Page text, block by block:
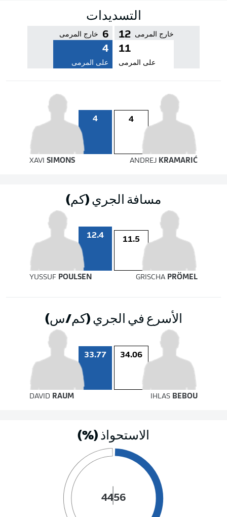
التسديدات
12 خارج المرمى
11
على المرمى
6 خارج المرمى
4
على المرمى
4
4
XAVI SIMONS ANDREJ KRAMARIĆ
مسافة الجري (كم)
11.5
12.4
YUSSUF POULSEN GRISCHA PRÖMEL
الأسرع في الجري (كم/س)
34.06
33.77
DAVID RAUM IHLAS BEBOU
الاستحواذ (%)
56
44